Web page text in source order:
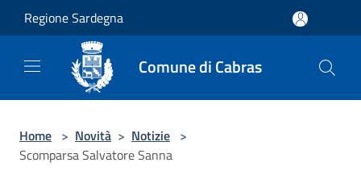
Salta al contenuto principale
Regione Sardegna
Comune di Cabras
Home > Novità > Notizie >
Scomparsa Salvatore Sanna